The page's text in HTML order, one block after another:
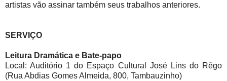
artistas vão assinar também seus trabalhos anteriores.
SERVIÇO
Leitura Dramática e Bate-papo
Local: Auditório 1 do Espaço Cultural José Lins do Rêgo
(Rua Abdias Gomes Almeida, 800, Tambauzinho)